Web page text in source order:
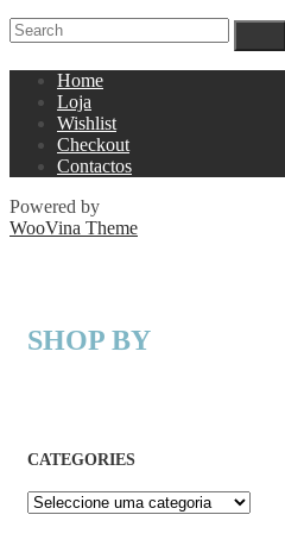
Home
Loja
Wishlist
Checkout
Contactos
Powered by
WooVina Theme
SHOP BY
CATEGORIES